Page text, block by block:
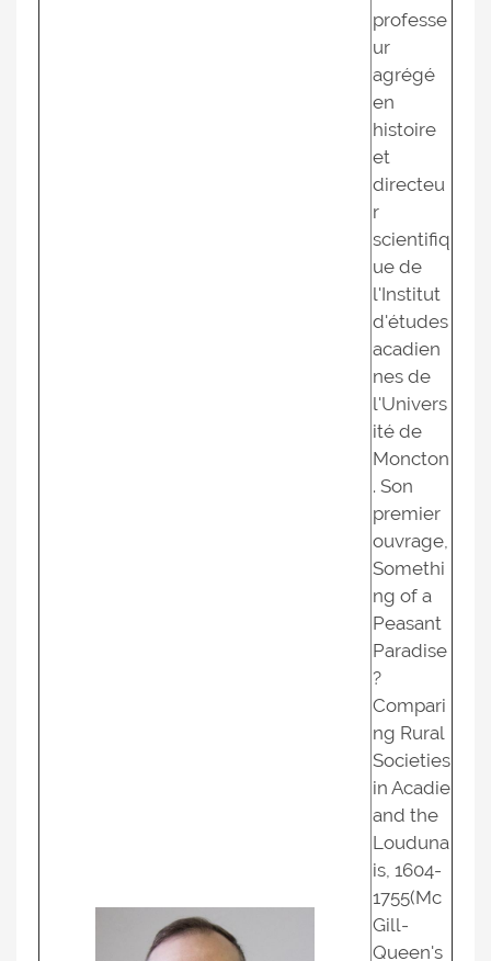
professe
ur
agrégé
en
histoire
et
directeu
r
scientifiq
ue de
l'Institut
d'études
acadien
nes de
l'Univers
ité de
Moncton
. Son
premier
ouvrage,
Somethi
ng of a
Peasant
Paradise
?
Compari
ng Rural
Societies
in Acadie
and the
Louduna
is, 1604-
1755(Mc
Gill-
Queen's